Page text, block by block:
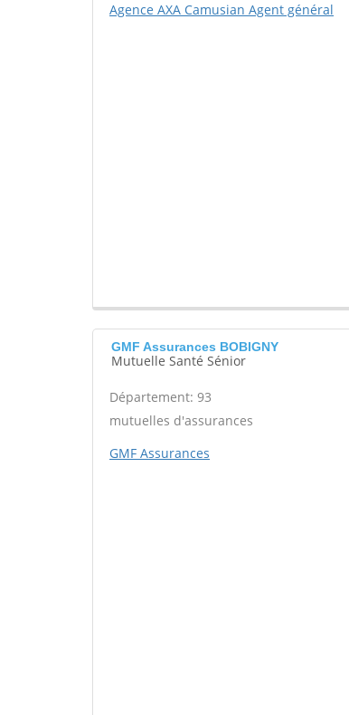
Agence AXA Camusian Agent général
GMF Assurances BOBIGNY
Mutuelle Santé Sénior
Département: 93
mutuelles d'assurances
GMF Assurances